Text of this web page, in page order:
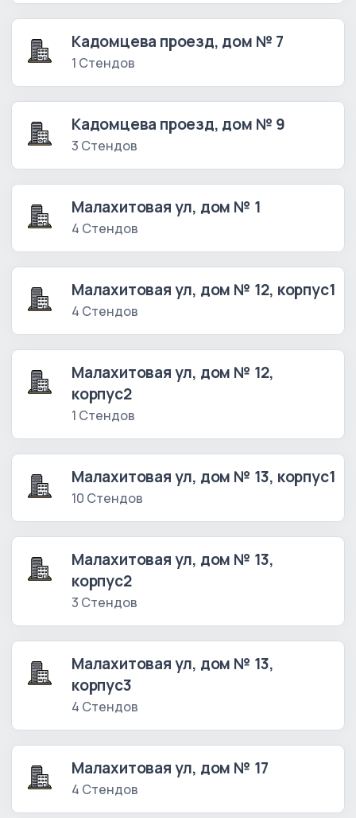
Кадомцева проезд, дом № 7
1 Стендов
Кадомцева проезд, дом № 9
3 Стендов
Малахитовая ул, дом № 1
4 Стендов
Малахитовая ул, дом № 12, корпус1
4 Стендов
Малахитовая ул, дом № 12,
корпус2
1 Стендов
Малахитовая ул, дом № 13, корпус1
10 Стендов
Малахитовая ул, дом № 13,
корпус2
3 Стендов
Малахитовая ул, дом № 13,
корпус3
4 Стендов
Малахитовая ул, дом № 17
4 Стендов